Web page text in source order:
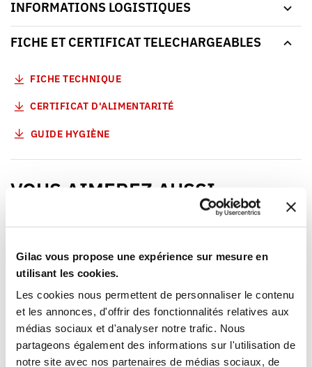
Gilac vous propose une expérience sur mesure en
utilisant les cookies.
Les cookies nous permettent de personnaliser le contenu
et les annonces, d'offrir des fonctionnalités relatives aux
médias sociaux et d'analyser notre trafic. Nous
partageons également des informations sur l'utilisation de
notre site avec nos partenaires de médias sociaux, de
INFORMATIONS LOGISTIQUES
FICHE ET CERTIFICAT TELECHARGEABLES
FICHE TECHNIQUE
CERTIFICAT D'ALIMENTARITÉ
GUIDE HYGIÈNE
VOUS AIMEREZ AUSSI
Ouvrir
1
Ajouter au panier
Fermer Ouvrir